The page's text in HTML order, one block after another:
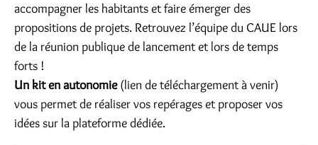
accompagner les habitants et faire émerger des
propositions de projets. Retrouvez l’équipe du CAUE lors
de la réunion publique de lancement et lors de temps
forts !
Un kit en autonomie(lien de téléchargement à venir)
vous permet de réaliser vos repérages et proposer vos
idées sur la plateforme dédiée.